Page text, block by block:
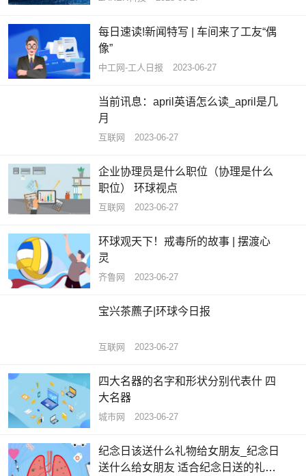
每日速读!新闻特写 | 车间来了工友“偶
像”
中工网-工人日报 2023-06-27
当前讯息：april英语怎么读_april是几
月
互联网 2023-06-27
企业协理员是什么职位（协理是什么
职位） 环球视点
互联网 2023-06-27
环球观天下！戒毒所的故事 | 摆渡心
灵
齐鲁网 2023-06-27
宝兴茶藨子|环球今日报
互联网 2023-06-27
四大名器的名字和形状分别代表什 四
大名器
城市网 2023-06-27
纪念日该送什么礼物给女朋友_纪念日
送什么给女朋友 适合纪念日送的礼物